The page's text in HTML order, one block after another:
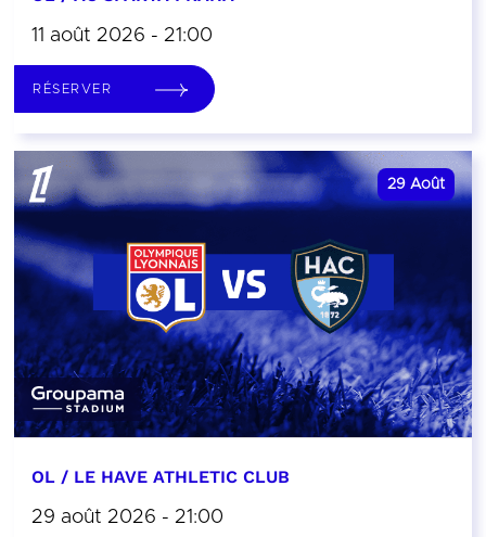
11 août 2026 - 21:00
RÉSERVER
29 Août
OL / LE HAVE ATHLETIC CLUB
29 août 2026 - 21:00